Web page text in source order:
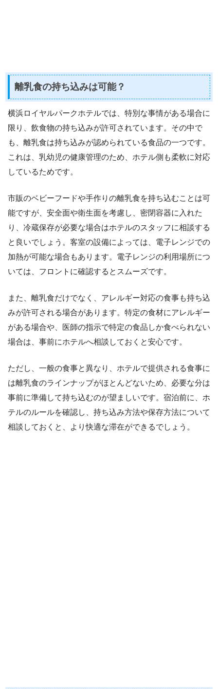
離乳食の持ち込みは可能？
横浜ロイヤルパークホテルでは、特別な事情がある場合に
限り、飲食物の持ち込みが許可されています。その中で
も、離乳食は持ち込みが認められている食品の一つです。
これは、乳幼児の健康管理のため、ホテル側も柔軟に対応
しているためです。
市販のベビーフードや手作りの離乳食を持ち込むことは可
能ですが、安全面や衛生面を考慮し、密閉容器に入れた
り、冷蔵保存が必要な場合はホテルのスタッフに相談する
と良いでしょう。客室の設備によっては、電子レンジでの
加熱が可能な場合もあります。電子レンジの利用場所につ
いては、フロントに確認するとスムーズです。
また、離乳食だけでなく、アレルギー対応の食事も持ち込
みが許可される場合があります。特定の食材にアレルギー
がある場合や、医師の指示で特定の食品しか食べられない
場合は、事前にホテルへ相談しておくと安心です。
ただし、一般の食事と異なり、ホテルで提供される食事に
は離乳食のラインナップがほとんどないため、必要な分は
事前に準備して持ち込むのが望ましいです。宿泊前に、ホ
テルのルールを確認し、持ち込み方法や保存方法について
相談しておくと、より快適な滞在ができるでしょう。